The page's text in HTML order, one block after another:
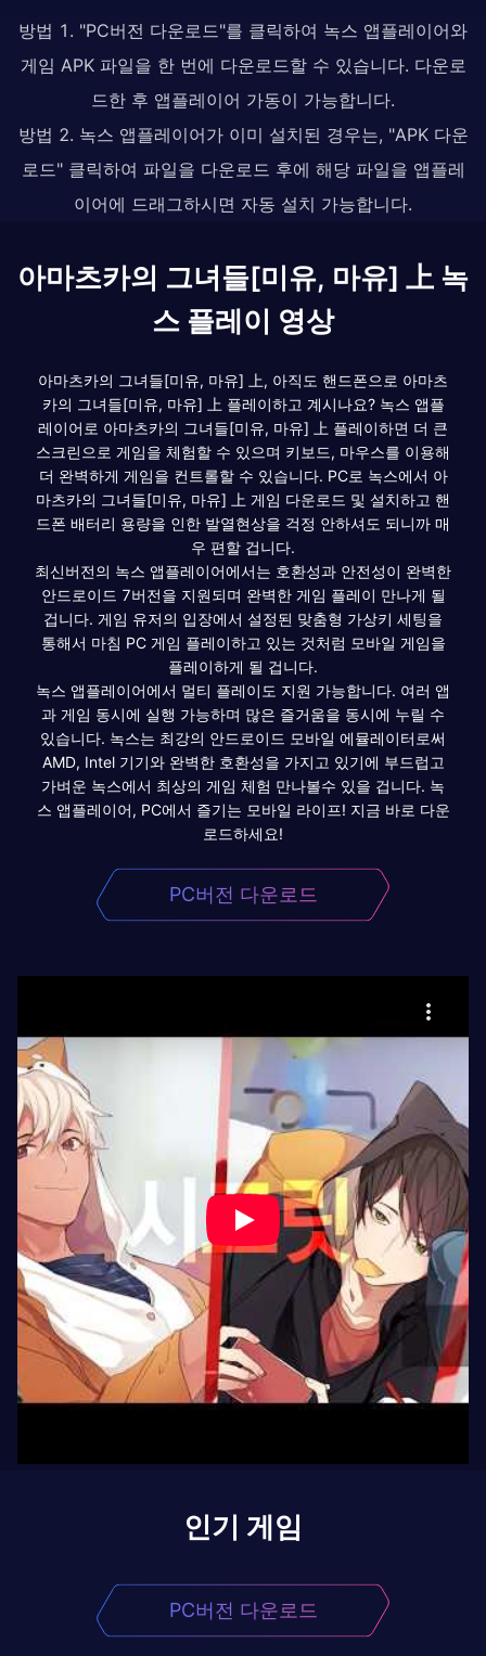
방법 1. "PC버전 다운로드"를 클릭하여 녹스 앱플레이어와
게임 APK 파일을 한 번에 다운로드할 수 있습니다. 다운로
드한 후 앱플레이어 가동이 가능합니다.
방법 2. 녹스 앱플레이어가 이미 설치된 경우는, "APK 다운
로드" 클릭하여 파일을 다운로드 후에 해당 파일을 앱플레
이어에 드래그하시면 자동 설치 가능합니다.
아마츠카의 그녀들[미유, 마유] 上 녹
스 플레이 영상
아마츠카의 그녀들[미유, 마유] 上, 아직도 핸드폰으로 아마츠
카의 그녀들[미유, 마유] 上 플레이하고 계시나요? 녹스 앱플
레이어로 아마츠카의 그녀들[미유, 마유] 上 플레이하면 더 큰
스크린으로 게임을 체험할 수 있으며 키보드, 마우스를 이용해
더 완벽하게 게임을 컨트롤할 수 있습니다. PC로 녹스에서 아
마츠카의 그녀들[미유, 마유] 上 게임 다운로드 및 설치하고 핸
드폰 배터리 용량을 인한 발열현상을 걱정 안하셔도 되니까 매
우 편할 겁니다.
최신버전의 녹스 앱플레이어에서는 호환성과 안전성이 완벽한
안드로이드 7버전을 지원되며 완벽한 게임 플레이 만나게 될
겁니다. 게임 유저의 입장에서 설정된 맞춤형 가상키 세팅을
통해서 마침 PC 게임 플레이하고 있는 것처럼 모바일 게임을
플레이하게 될 겁니다.
녹스 앱플레이어에서 멀티 플레이도 지원 가능합니다. 여러 앱
과 게임 동시에 실행 가능하며 많은 즐거움을 동시에 누릴 수
있습니다. 녹스는 최강의 안드로이드 모바일 에뮬레이터로써
AMD, Intel 기기와 완벽한 호환성을 가지고 있기에 부드럽고
가벼운 녹스에서 최상의 게임 체험 만나볼수 있을 겁니다. 녹
스 앱플레이어, PC에서 즐기는 모바일 라이프! 지금 바로 다운
로드하세요!
PC버전 다운로드
인기 게임
PC버전 다운로드